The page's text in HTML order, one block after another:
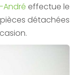
effectue le
détachées